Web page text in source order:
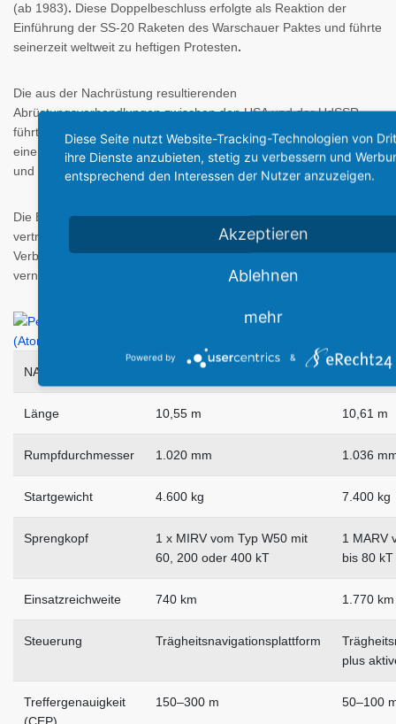
(ab 1983). Diese Doppelbeschluss erfolgte als Reaktion der
Einführung der SS-20 Raketen des Warschauer Paktes und führte
seinerzeit weltweit zu heftigen Protesten.
Die aus der Nachrüstung resultierenden
Abrüstungsverhandlungen zwischen den USA und der UdSSR
führten schließlich 1987 zu einer vertraglichen Vereinbarung über
eine ausgewogene Reduzierung vergleichbarer amerikanischer
und sowjetischer Mittelstrecken-Raketensysteme (INF-Vertrag).
Die Bundesrepublik Deutschland schloß sich noch 1987 dieser
vertraglichen Regelung an, stellte die eigenen Flugkörper-
Verbände PERSHING im Oktober 1990 außer Dienst und
vernichtete die Waffensysteme bis auf wenige Ausstellungsstücke
NATO-Codename MGM-31A Pershing I MGM-
Länge 10,55 m 10,61 m
Rumpfdurchmesser 1.020 mm 1.036
Startgewicht 4.600 kg 7.400 kg
Sprengkopf
1 x MIRV vom Typ W50 mit
60, 200 oder 400 kT
1 MARV
bis 80
Einsatzreichweite 740 km 1.770 km
Steuerung Trägheitsnavigationsplattform
plus
Treffergenauigkeit
(CEP)
150–300 m 50–100
Diese Seite nutzt Website-Tracking-Technologien von
ihre Dienste anzubieten, stetig zu verbessern und
entsprechend den Interessen der Nutzer anzuzeigen.
Akzeptieren
Ablehnen
mehr
Powered by &